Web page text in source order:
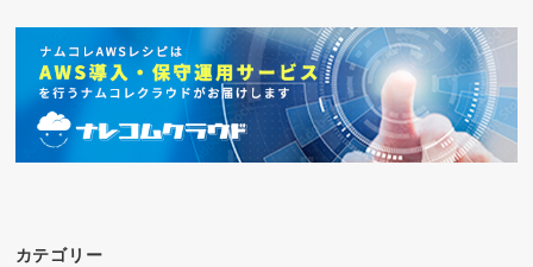
カテゴリー